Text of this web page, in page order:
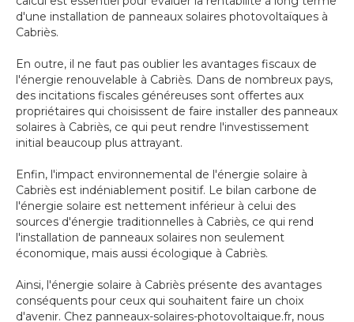
d'une installation de panneaux solaires photovoltaïques à
Cabriès.
En outre, il ne faut pas oublier les avantages fiscaux de
l'énergie renouvelable à Cabriès. Dans de nombreux pays,
des incitations fiscales généreuses sont offertes aux
propriétaires qui choisissent de faire installer des panneaux
solaires à Cabriès, ce qui peut rendre l'investissement
initial beaucoup plus attrayant.
Enfin, l'impact environnemental de l'énergie solaire à
Cabriès est indéniablement positif. Le bilan carbone de
l'énergie solaire est nettement inférieur à celui des
sources d'énergie traditionnelles à Cabriès, ce qui rend
l'installation de panneaux solaires non seulement
économique, mais aussi écologique à Cabriès.
Ainsi, l'énergie solaire à Cabriès présente des avantages
conséquents pour ceux qui souhaitent faire un choix
d'avenir. Chez panneaux-solaires-photovoltaique.fr, nous